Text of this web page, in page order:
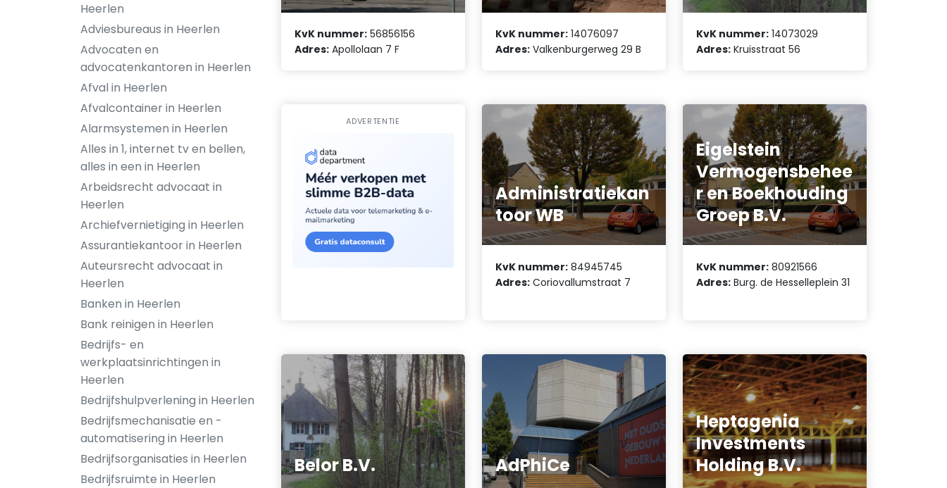
Heerlen
Adviesbureaus in Heerlen
Advocaten en
advocatenkantoren in Heerlen
Afval in Heerlen
Afvalcontainer in Heerlen
Alarmsystemen in Heerlen
Alles in 1, internet tv en bellen,
alles in een in Heerlen
Arbeidsrecht advocaat in
Heerlen
Archiefvernietiging in Heerlen
Assurantiekantoor in Heerlen
Auteursrecht advocaat in
Heerlen
Banken in Heerlen
Bank reinigen in Heerlen
Bedrijfs- en
werkplaatsinrichtingen in
Heerlen
Bedrijfshulpverlening in Heerlen
Bedrijfsmechanisatie en -
automatisering in Heerlen
Bedrijfsorganisaties in Heerlen
Bedrijfsruimte in Heerlen
KvK nummer: 56856156
Adres: Apollolaan 7 F
KvK nummer: 14076097
Adres: Valkenburgerweg 29 B
KvK nummer: 14073029
Adres: Kruisstraat 56
ADVERTENTIE
Administratiekan
toor WB
KvK nummer: 84945745
Adres: Coriovallumstraat 7
Eigelstein
Vermogensbehee
r en Boekhouding
Groep B.V.
KvK nummer: 80921566
Adres: Burg. de Hesselleplein 31
Belor B.V. AdPhiCe
Heptagenia
Investments
Holding B.V.